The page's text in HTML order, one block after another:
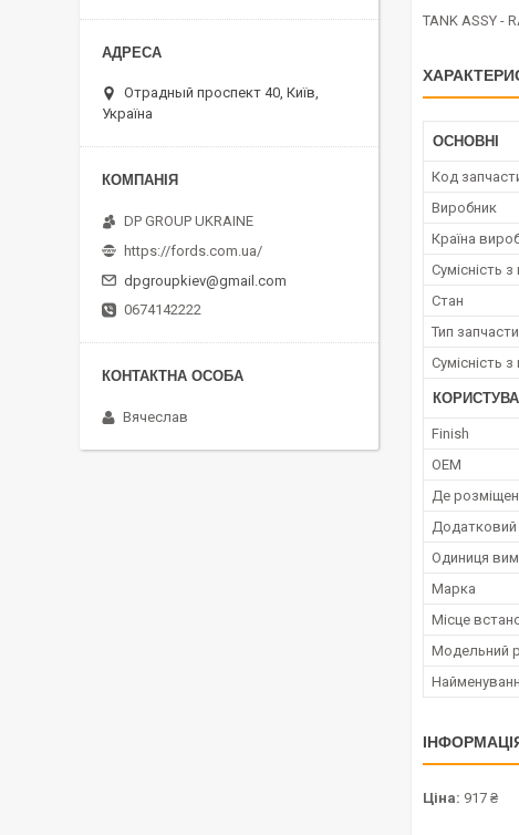
TANK ASSY -
ОСНОВНІ
Код
Виробник
Країна
Сумісність
Стан
Тип
Сумісність
Finish
OEM
Де
Додатковий
Одиниця
Марка
Місце
Модельний
Ціна: 917 ₴
Отрадный проспект 40, Київ,
Україна
DP GROUP UKRAINE
https://fords.com.ua/
dpgroupkiev@gmail.com
0674142222
Вячеслав